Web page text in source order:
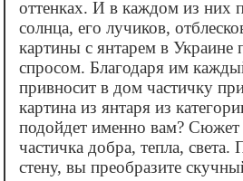
оттенках. И в каждом из них
солнца, его лучиков,
картины с янтарем в Украине
спросом. Благодаря им
привносит в дом частичку
картина из янтаря из
подойдет именно вам? Сюжет
частичка добра, тепла, света.
стену, вы преобразите